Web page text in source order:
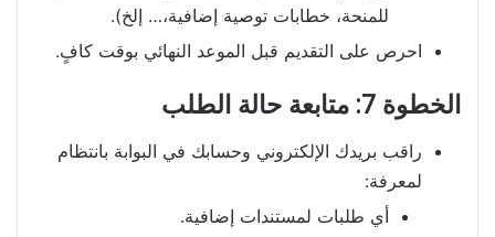
للمنحة، خطابات توصية إضافية،… إلخ).
احرص على التقديم قبل الموعد النهائي بوقت كافٍ.
الخطوة 7: متابعة حالة الطلب
راقب بريدك الإلكتروني وحسابك في البوابة بانتظام
لمعرفة:
أي طلبات لمستندات إضافية.